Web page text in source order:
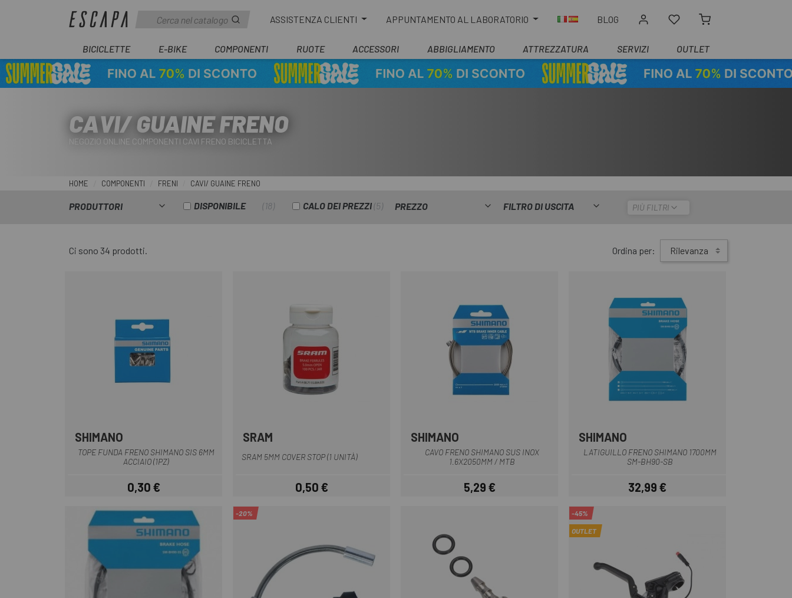
ASSISTENZA CLIENTI APPUNTAMENTO AL LABORATORIO BLOG
BICICLETTE E-BIKE COMPONENTI RUOTE ACCESSORI ABBIGLIAMENTO ATTREZZATURA SERVIZI OUTLET
CAVI/ GUAINE FRENO
NEGOZIO ONLINE COMPONENTI CAVI FRENO BICICLETTA
HOME COMPONENTI FRENI CAVI/ GUAINE FRENO
PRODUTTORI DISPONIBILE 18 CALO DEI PREZZI 5 PREZZO FILTRO DI USCITA PIÙ FILTRI
Ci sono 34 prodotti. Ordina per: Rilevanza
SHIMANO
TOPE FUNDA FRENO SHIMANO SIS 6MM
ACCIAIO (1PZ)
Prezzo
0,30 €
SRAM
SRAM 5MM COVER STOP (1 UNITÀ)
Prezzo
0,50 €
SHIMANO
CAVO FRENO SHIMANO SUS INOX
1.6X2050MM / MTB
Prezzo
5,29 €
SHIMANO
LATIGUILLO FRENO SHIMANO 1700MM
SM-BH90-SB
Prezzo
32,99 €
-20% -45%
OUTLET